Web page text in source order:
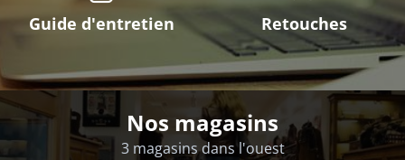
Guide d'entretien Retouches
Nos magasins
3 magasins dans l'ouest